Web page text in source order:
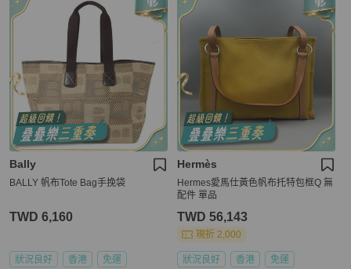
Bally
BALLY 帆布Tote Bag手挽袋
TWD 6,160
狀況良好 香港 免運
Hermès
Hermes愛馬仕黃色帆布托特包框Q 無
配件 單品
TWD 56,143
現折 2,000
狀況良好 香港 免運